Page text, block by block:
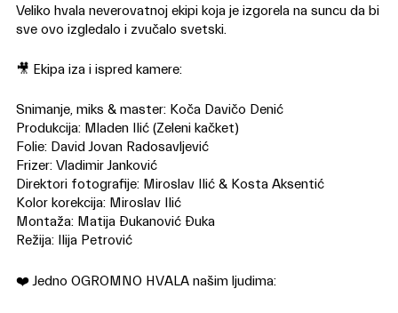
Veliko hvala neverovatnoj ekipi koja je izgorela na suncu da bi
sve ovo izgledalo i zvučalo svetski.
🎥 Ekipa iza i ispred kamere:
Snimanje, miks & master: Koča Davičo Denić
Produkcija: Mladen Ilić (Zeleni kačket)
Folie: David Jovan Radosavljević
Frizer: Vladimir Janković
Direktori fotografije: Miroslav Ilić & Kosta Aksentić
Kolor korekcija: Miroslav Ilić
Montaža: Matija Đukanović Đuka
Režija: Ilija Petrović
❤️ Jedno OGROMNO HVALA našim ljudima: